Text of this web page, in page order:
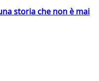
storia che non è mai